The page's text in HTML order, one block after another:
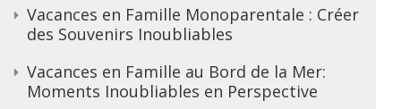
Vacances en Famille Monoparentale : Créer
des Souvenirs Inoubliables
Vacances en Famille au Bord de la Mer:
Moments Inoubliables en Perspective